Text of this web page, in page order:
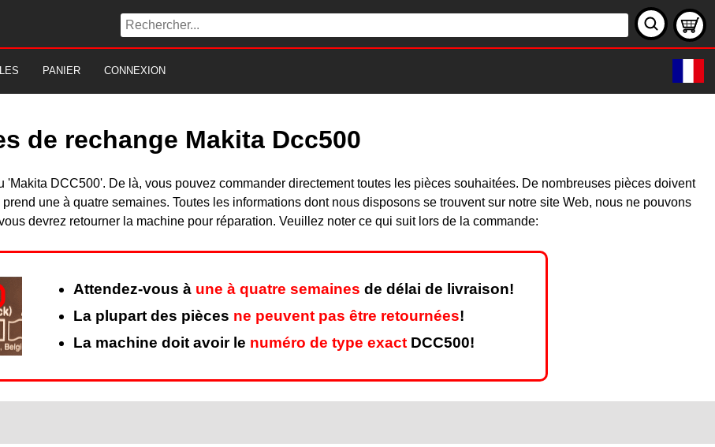
PANIER CONNEXION
de rechange Makita Dcc500
DCC500'. De là, vous pouvez commander directement toutes les pièces souhaitées. De nombreuses pièces doivent
une à quatre semaines. Toutes les informations dont nous disposons se trouvent sur notre site Web, nous ne pouvons
devrez retourner la machine pour réparation. Veuillez noter ce qui suit lors de la commande:
Attendez-vous à une à quatre semaines de délai de livraison!
La plupart des pièces ne peuvent pas être retournées!
La machine doit avoir le numéro de type exact DCC500!